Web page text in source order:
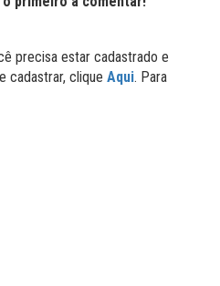
precisa estar cadastrado e
cadastrar, clique Aqui. Para